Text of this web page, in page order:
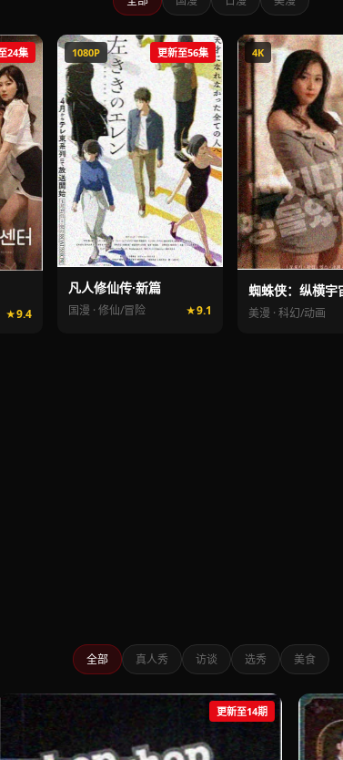
24集
9.4
更新至56集
1080P
凡人修仙传·新篇
国漫 · 修仙/冒险 9.1
4K
蜘蛛侠：纵横宇
美漫 · 科幻/动画
全部 真人秀 访谈 选秀 美食
更新至14期